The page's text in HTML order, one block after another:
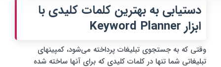
دستیابی به بهترین کلمات کلیدی با
ابزار Keyword Planner
وقتی که به جستجوی تبلیغات پرداخته می‌شود، کمپینهای
تبلیغاتی شما تنها در کلمات کلیدی که برای آنها ساخته شده